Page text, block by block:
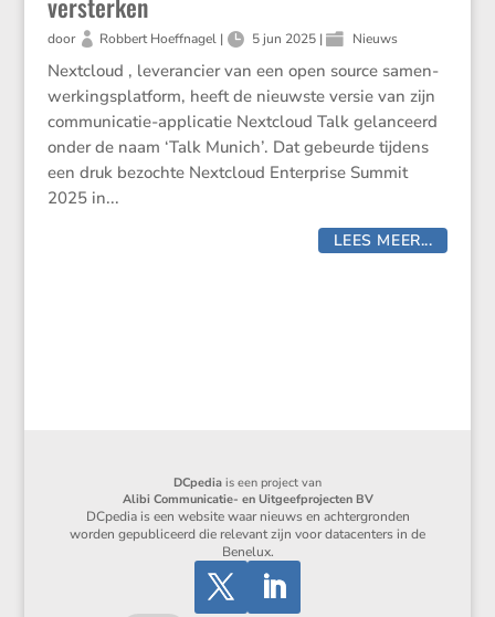
door Robbert Hoeffnagel| 5 jun 2025 | Nieuws
Nextcloud , leveran­cier van een open source samen­
wer­kings­plat­form, heeft de nieuwste versie van zijn
commu­ni­catie-appli­catie Nextcloud Talk gelan­ceerd
onder de naam ‘Talk Munich’. Dat gebeurde tijdens
een druk bezochte Nextcloud Enter­prise Summit
2025 in...
LEES MEER...
DCpedia is een project van
Alibi Communicatie- en Uitgeefprojecten BV
DCpedia is een website waar nieuws en achtergronden
worden gepubliceerd die relevant zijn voor datacenters in de
Benelux.